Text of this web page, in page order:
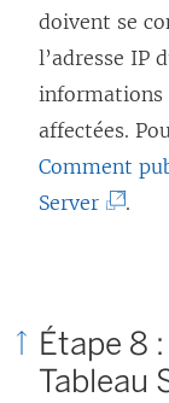
doivent se
l’adresse IP
informations
affectées.
Comment
Server(
i
e
.
Étape 8
Tableau